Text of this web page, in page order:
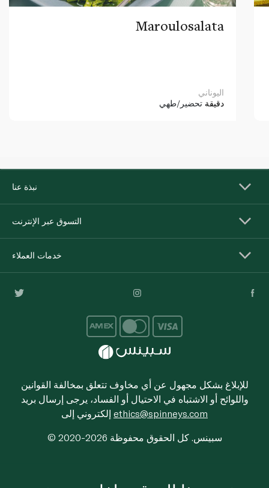
Maroulosalata
اليوناني
دقيقة تحضير/طهي
نبذة عنا
التسوق عبر الإنترنت
خدمات العملاء
للإبلاغ بشكل مجهول عن أي مخاوف تتعلق بمخالفة القوانين
واللوائح أو الاشتباه في الاحتيال أو الفساد، يرجى إرسال بريد
ethics@spinneys.com
© 2020-2026 سبينس. كل الحقوق محفوظة